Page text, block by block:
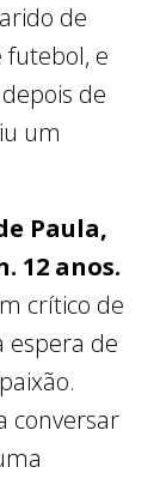
de
futebol, e
de
um
Paula,
12 anos.
crítico de
espera de
conversar